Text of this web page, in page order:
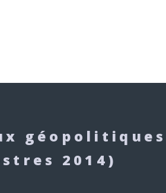
géopolitiques
2014)